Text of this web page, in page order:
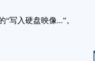
写入硬盘映像...”。